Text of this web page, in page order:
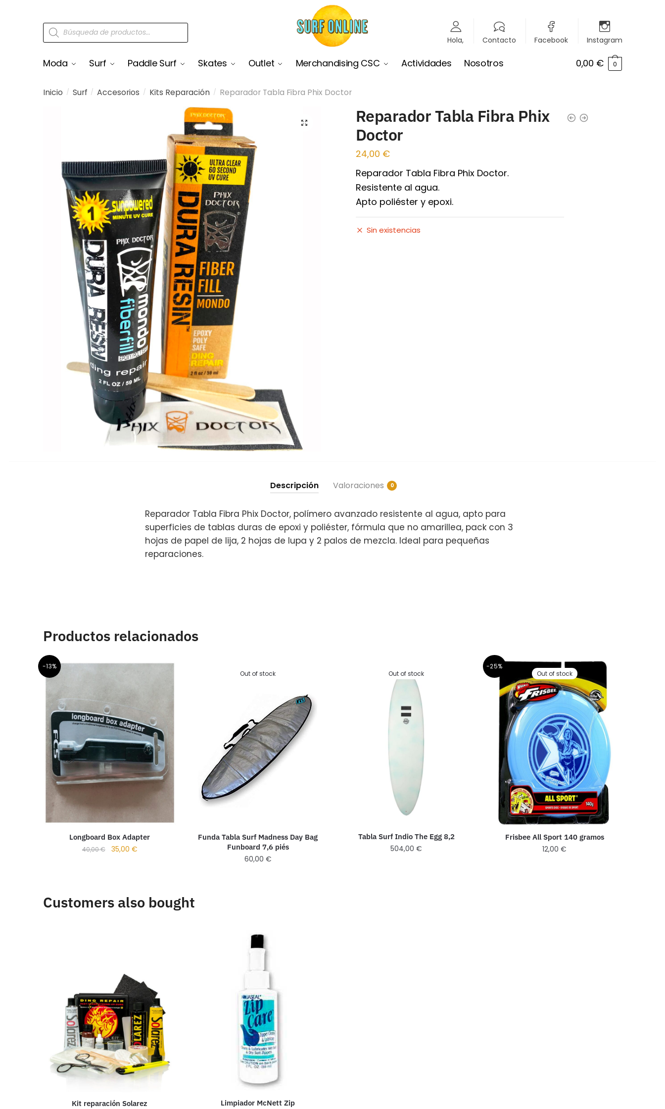
Hola, Contacto Facebook Instagram
Moda Surf Paddle Surf Skates Outlet Merchandising CSC Actividades Nosotros 0,00 € 0
Inicio / Surf / Accesorios / Kits Reparación / Reparador Tabla Fibra Phix Doctor
🔍
Reparador Tabla Fibra Phix
Doctor
24,00 €
Reparador Tabla Fibra Phix Doctor.
Resistente al agua.
Apto poliéster y epoxi.
Sin existencias
Descripción Valoraciones 0
Reparador Tabla Fibra Phix Doctor, polímero avanzado resistente al agua, apto para
superficies de tablas duras de epoxi y poliéster, fórmula que no amarillea, pack con 3
hojas de papel de lija, 2 hojas de lupa y 2 palos de mezcla. Ideal para pequeñas
reparaciones.
Productos relacionados
-13%
Longboard Box Adapter
40,00€ 35,00 €
Out of stock
Funda Tabla Surf Madness Day Bag
Funboard 7,6 piés
60,00 €
Out of stock
Tabla Surf Indio The Egg 8,2
504,00€
-25%
Out of stock
Frisbee All Sport 140 gramos
12,00€
Customers also bought
Kit reparación Solarez Limpiador McNett Zip